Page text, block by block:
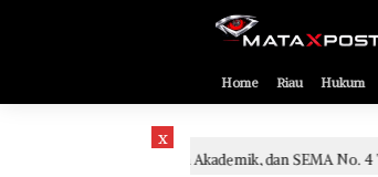
[gnpub_google_news_follow]
Home Riau Hukum
x
Akademik, dan SEMA No. 4 Tahun 2010 Diabaikan